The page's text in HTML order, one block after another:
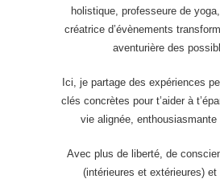
holistique, professeure de
créatrice d’évènements
aventurière des
Ici, je partage des expériences
clés concrètes pour t’aider à
vie alignée, enthousiasmante
Avec plus de liberté, de
(intérieures et extérieures) et